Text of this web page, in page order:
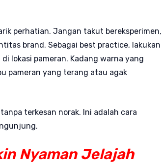
perhatian. Jangan takut bereksperimen,
brand. Sebagai best practice, lakukan
lokasi pameran. Kadang warna yang
pameran yang terang atau agak
terkesan norak. Ini adalah cara
Nyaman Jelajah